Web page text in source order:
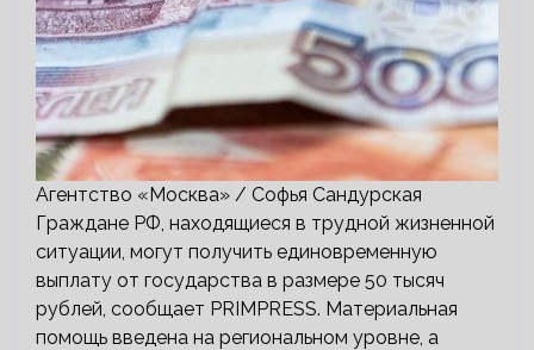
Агентство «Москва» / Софья Сандурская
Граждане РФ, находящиеся в трудной жизненной
ситуации, могут получить единовременную
выплату от государства в размере 50 тысяч
рублей, сообщает PRIMPRESS. Материальная
помощь введена на региональном уровне, а